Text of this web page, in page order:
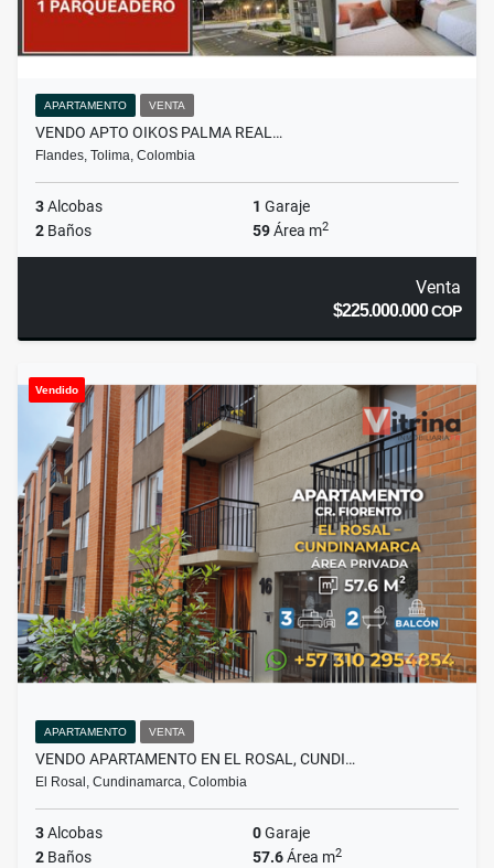
APARTAMENTO VENTA
VENDO APTO OIKOS PALMA REAL…
Flandes, Tolima, Colombia
3Alcobas 1 Garaje
2 Baños 59Área m2
Venta
$225.000.000COP
Vendido
APARTAMENTO VENTA
VENDO APARTAMENTO EN EL ROSAL, CUNDI…
El Rosal, Cundinamarca, Colombia
3Alcobas 0Garaje
2 Baños 57.6Área m2